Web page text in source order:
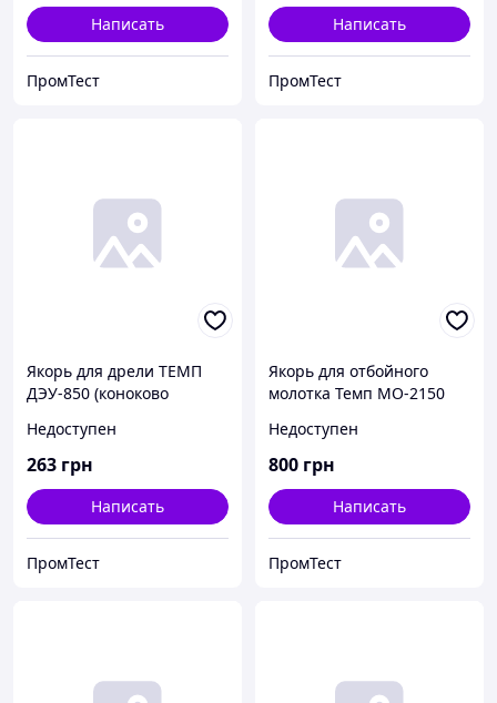
Написать
ПромТест
Написать
ПромТест
Якорь для дрели ТЕМП
ДЭУ-850 (коноково
Недоступен
263 грн
Написать
ПромТест
Якорь для отбойного
молотка Темп МО-2150
Недоступен
800 грн
Написать
ПромТест